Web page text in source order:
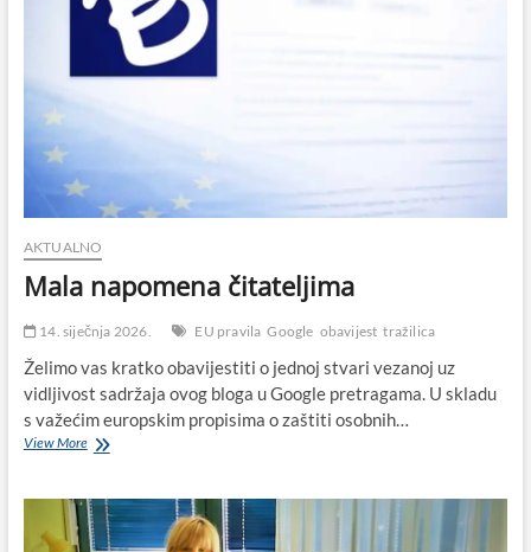
AKTUALNO
Mala napomena čitateljima
14. siječnja 2026. EU pravila Google obavijest tražilica
Želimo vas kratko obavijestiti o jednoj stvari vezanoj uz
vidljivost sadržaja ovog bloga u Google pretragama. U skladu
s važećim europskim propisima o zaštiti osobnih…
View MoreMala